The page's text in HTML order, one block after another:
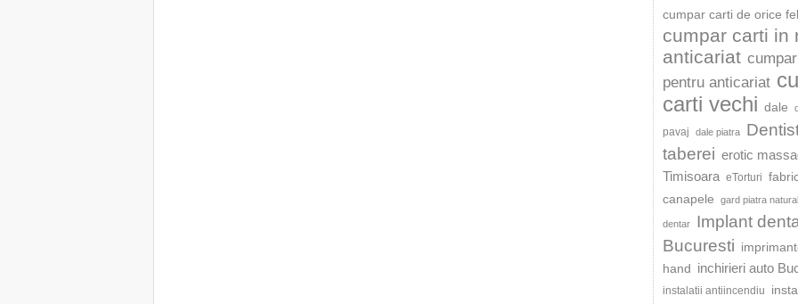
cumpar carti de orice fel
cumpar carti in
anticariat
pentru anticariat
carti vechi dale
pavaj dale piatra
taberei erotic
Timisoara eTorturi
canapele
gard piatra
dentar
Implant
Bucuresti
hand inchirieri auto
instalatii antiincendiu